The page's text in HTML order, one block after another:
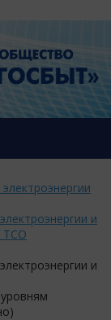
и
ТСО
и